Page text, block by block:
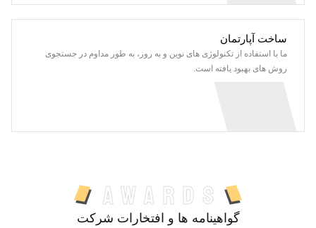
ساخت آپارتمان
ما با استفاده از تکنولوژی های نوین و به روز، به طور مداوم در جستجوی
روش های بهبود یافته است.
awards
گواهینامه ها و افتخارات شرکت